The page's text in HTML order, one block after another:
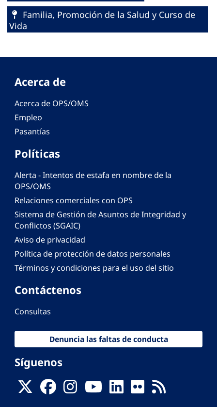
Familia, Promoción de la Salud y Curso de
Vida
Acerca de
Acerca de OPS/OMS
Empleo
Pasantías
Políticas
Alerta - Intentos de estafa en nombre de la
OPS/OMS
Relaciones comerciales con OPS
Sistema de Gestión de Asuntos de Integridad y
Conflictos (SGAIC)
Aviso de privacidad
Política de protección de datos personales
Términos y condiciones para el uso del sitio
Contáctenos
Consultas
Denuncia las faltas de conducta
Síguenos